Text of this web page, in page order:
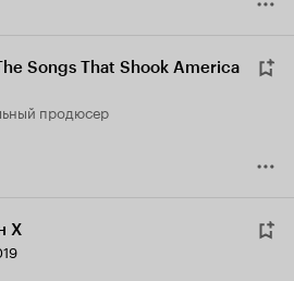
Songs That Shook America
продюсер
Х